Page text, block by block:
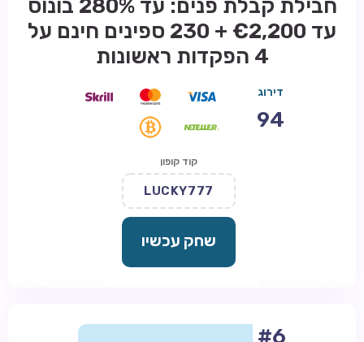
חבילת קבלת פנים: עד 280% בונוס
עד €2,200 + 230 ספינים חינם על
4 הפקדות ראשונות
דירוג
94
קוד קופון
LUCKY777
שחק עכשיו